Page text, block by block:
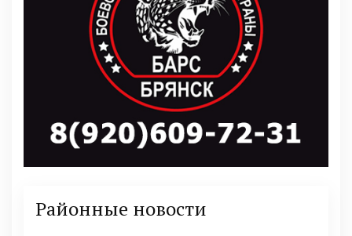
Районные новости